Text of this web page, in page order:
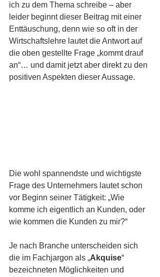
ich zu dem Thema schreibe – aber
leider beginnt dieser Beitrag mit einer
Enttäuschung, denn wie so oft in der
Wirtschaftslehre lautet die Antwort auf
die oben gestellte Frage „kommt drauf
an“… und damit jetzt aber direkt zu den
positiven Aspekten dieser Aussage.
Die wohl spannendste und wichtigste
Frage des Unternehmers lautet schon
vor Beginn seiner Tätigkeit: „Wie
komme ich eigentlich an Kunden, oder
wie kommen die Kunden zu mir?“
Je nach Branche unterscheiden sich
die im Fachjargon als „Akquise“
bezeichneten Möglichkeiten und